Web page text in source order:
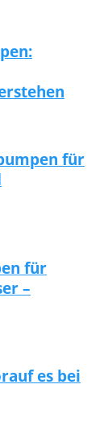
für
für
–
es bei